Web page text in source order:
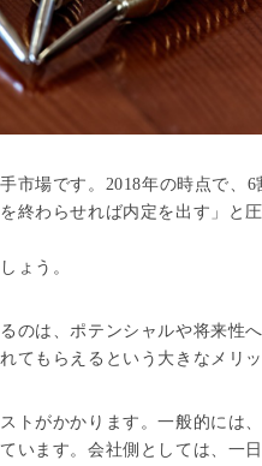
市場です。2018年の時点で、
終わらせれば内定を出す」と
ょう。
のは、ポテンシャルや将来性
てもらえるという大きなメリ
トがかかります。一般的には
います。会社側としては、一